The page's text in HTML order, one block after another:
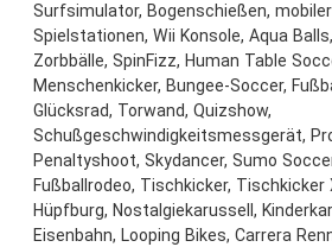
Surfsimulator, Bogenschießen,
Spielstationen, Wii Konsole, Aqua
Zorbbälle, SpinFizz, Human Table
Menschenkicker, Bungee-Soccer,
Glücksrad, Torwand, Quizshow,
Schußgeschwindigkeitsmessgerät,
Penaltyshoot, Skydancer, Sumo
Fußballrodeo, Tischkicker, Tischkicker
Hüpfburg, Nostalgiekarussell,
Eisenbahn, Looping Bikes, Carrera